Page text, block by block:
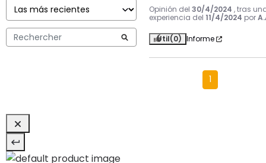
Opinión del 30/4/2024 , tras
experiencia del 11/4/2024 por
Útil(0) Informe
1